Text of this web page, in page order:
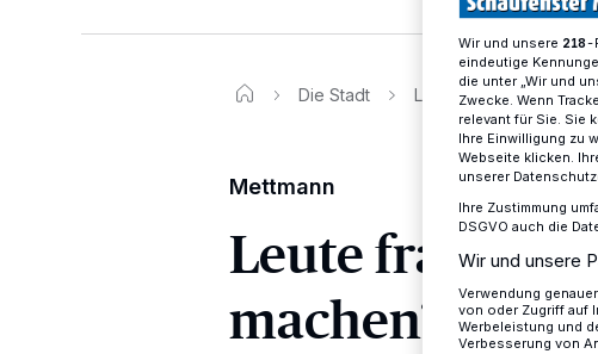
Die Stadt Leute fragen: Was soll
Mettmann
Leute fragen:
machen?
Wir und unsere 218-
eindeutige
die unter „Wir und
Zwecke. Wenn
relevant für Sie. Sie
Ihre Einwilligung zu
Webseite klicken.
unserer
Ihre Zustimmung
DSGVO auch die
Wir und unsere
Verwendung
von oder Zugriff auf
Werbeleistung und
Verbesserung von